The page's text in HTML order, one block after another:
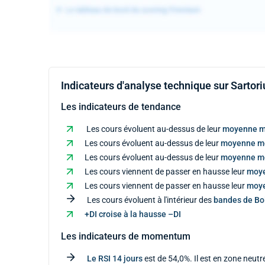
Indicateurs d'analyse technique sur
Les indicateurs de tendance
Les cours évoluent au-dessus de leurmoyenne
Les cours évoluent au-dessus de leurmoyenne
Les cours évoluent au-dessus de leurmoyenne
Les cours viennent de passer en hausse leur
Les cours viennent de passer en hausse leur
Les cours évoluent à l'intérieur des bandes de
+DI croise à la hausse –DI
Les indicateurs de momentum
Le RSI 14 joursest de 54,0%. Il est en zone